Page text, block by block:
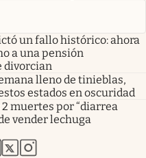
un fallo histórico: ahora
a una pensión
divorcian
lleno de tinieblas,
estados en oscuridad
muertes por “diarrea
vender lechuga
pestaña
en nueva pestaña
abre en nueva pestaña
abre en nueva pestaña
abre en nueva pestaña